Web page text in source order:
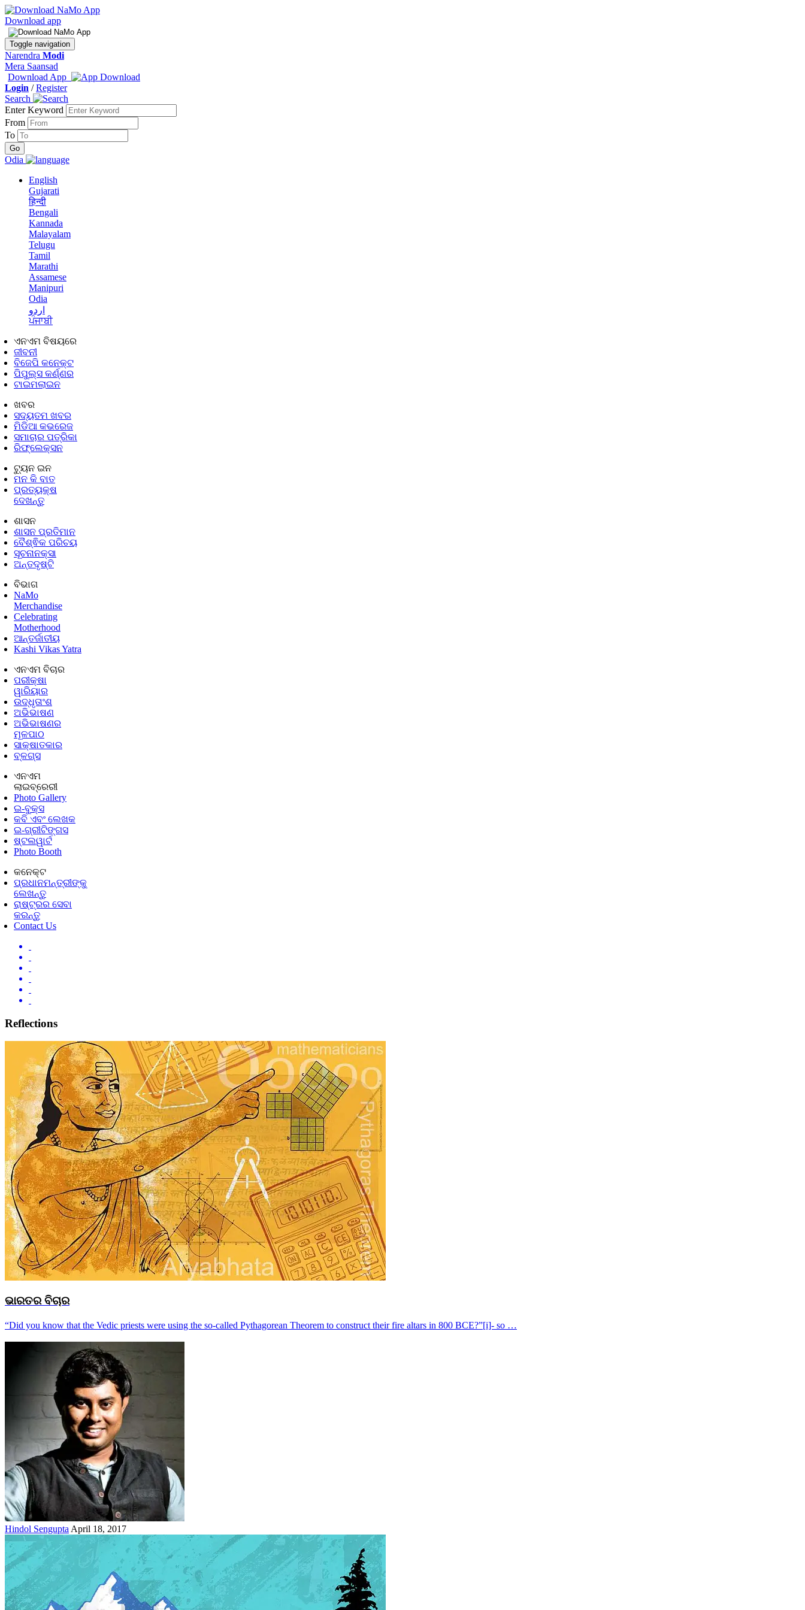
Download app
Toggle navigation
Narendra Modi
Mera Saansad
Download App
Login /Register
Search
Enter Keyword
From
To
Odia
English
Gujarati
हिन्दी
Bengali
Kannada
Malayalam
Telugu
Tamil
Marathi
Assamese
Manipuri
Odia
اردو
ਪੰਜਾਬੀ
ଏନଏମ ବିଷୟରେ
ଜୀବନୀ
ବିଜେପି କନେକ୍ଟ
ପିପୁଲ୍ସ କର୍ଣ୍ଣର
ଟାଇମଲାଇନ
ଖବର
ସଦ୍ୟତମ ଖବର
ମିଡିଆ କଭରେଜ
ସମାଚାର ପତ୍ରିକା
ରିଫ୍ଲେକ୍ସନ
ଟ୍ୟୁନ ଇନ
ମନ କି ବାତ
ପ୍ରତ୍ୟକ୍ଷ
ଦେଖନ୍ତୁ
ଶାସନ
ଶାସନ ପ୍ରତିମାନ
ବୈଶ୍ଵିକ ପରିଚୟ
ସୂଚନାନକ୍ସା
ଅନ୍ତଦୃଷ୍ଟି
ବିଭାଗ
NaMo
Merchandise
Celebrating
Motherhood
ଆନ୍ତର୍ଜାତୀୟ
Kashi Vikas Yatra
ଏନଏମ ବିଚାର
ପରୀକ୍ଷା
ୱାରିୟାର
ଉଦ୍ଧୃତାଂଶ
ଅଭିଭାଷଣ
ଅଭିଭାଷଣର
ମୂଳପାଠ
ସାକ୍ଷାତକାର
ବ୍ଳଗ୍ସ
ଏନଏମ
ଲାଇବ୍ରେରୀ
Photo Gallery
ଇ-ବୁକ୍ସ
କବି ଏବଂ ଲେଖକ
ଇ-ଗ୍ରୀଟିଙ୍ଗସ
ଷ୍ଟଲୱାର୍ଟ
Photo Booth
କନେକ୍ଟ
ପ୍ରଧାନମନ୍ତ୍ରୀଙ୍କୁ
ଲେଖନ୍ତୁ
ରାଷ୍ଟ୍ରର ସେବା
କରନ୍ତୁ
Contact Us
Reflections
ଭାରତର ବିଚାର
“Did you know that the Vedic priests were using the so-called Pythagorean Theorem to construct their fire altars in 800 BCE?”[i]- so …
Hindol Sengupta April 18, 2017